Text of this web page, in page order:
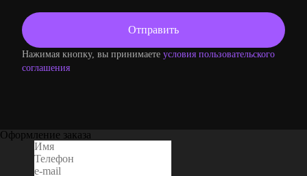
Нажимая кнопку, вы принимаете условия пользовательского
соглашения
Оформление заказа